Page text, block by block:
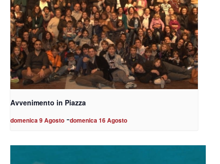
Avvenimento in Piazza
domenica 9 Agosto -domenica 16 Agosto